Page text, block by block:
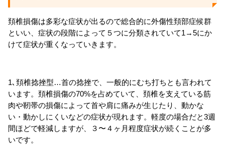
頚椎損傷は多彩な症状が出るので総合的に外傷性頚部症候群
といい、症状の段階によって５つに分類されていて1→5にか
けて症状が重くなっていきます。
1､頚椎捻挫型…首の捻挫で、一般的にむち打ちとも言われて
います。頚椎損傷の70%を占めていて、頚椎を支えている筋
肉や靭帯の損傷によって首や肩に痛みが生じたり、動かな
い・動かしにくいなどの症状が現れます。軽度の場合だと3週
間ほどで軽減しますが、３〜４ヶ月程度症状が続くことが多
いです。